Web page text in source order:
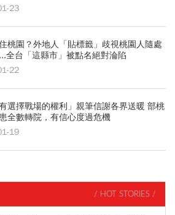
23
桃園？外地人「貼標籤」歧視桃園人隨處
台「這縣市」被點名絕對淪陷
22
有選擇戰場的權利」親筆信謝各界送暖 部桃
全數轉院，有信心度過危機
19
/ HOT STORIES /